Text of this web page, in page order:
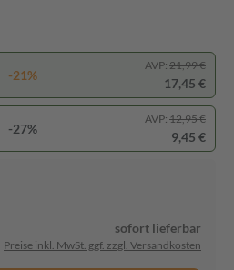
-21%
AVP: 21,99 €
17,45 €
-27%
AVP: 12,95 €
9,45 €
sofort lieferbar
Preise inkl. MwSt. ggf. zzgl. Versandkosten